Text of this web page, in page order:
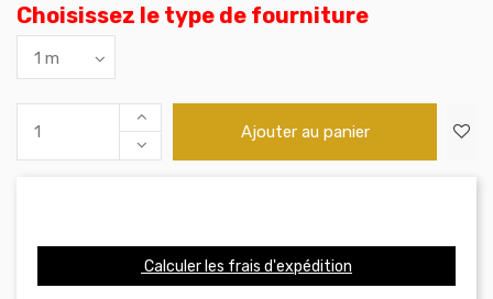
Choisissez le type de fourniture
Ajouter au panier
Calculer les frais d'expédition